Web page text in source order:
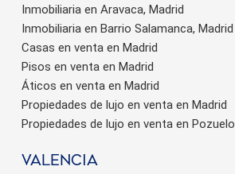
Inmobiliaria en Aravaca, Madrid
Inmobiliaria en Barrio Salamanca, Madrid
Casas en venta en Madrid
Pisos en venta en Madrid
Áticos en venta en Madrid
Propiedades de lujo en venta en Madrid
Propiedades de lujo en venta en Pozuelo
valencia